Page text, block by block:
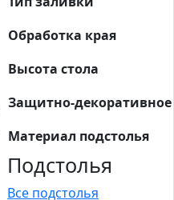
Обработка края
Высота стола
Защитно-
Материал подстолья
Подстолья
Все подстолья